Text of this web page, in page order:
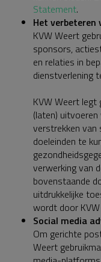
Statement.
Het
KVW Weert
sponsors,
en relaties in
dienstverlening
KVW Weert
(laten)
verstrekken van
doeleinden te
verwerking van
bovenstaande
uitdrukkelijke
wordt door
Social media
Om gerichte
Weert